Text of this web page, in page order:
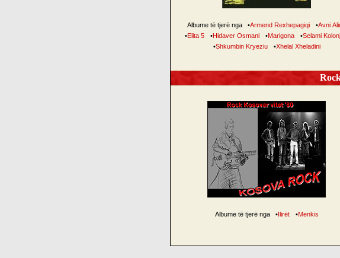
Albume të tjerë nga •Armend Rexhepagiqi •Avni
•Elita 5 •Hidaver Osmani •Marigona •Selami
•Shkumbin Kryeziu •Xhelal Xheladini
Albume të tjerë nga •Ilirët •Menkis